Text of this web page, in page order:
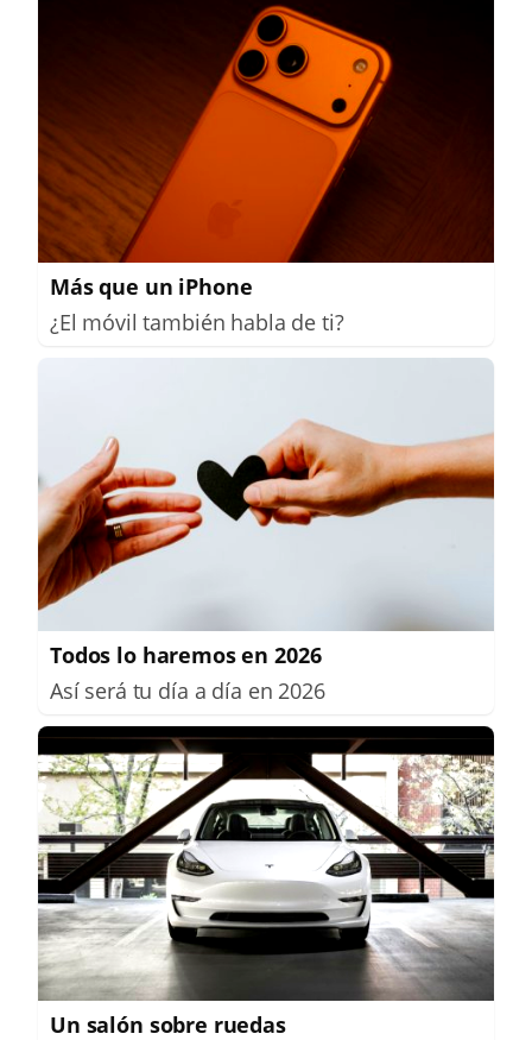
Más que un iPhone
¿El móvil también habla de ti?
Todos lo haremos en 2026
Así será tu día a día en 2026
Un salón sobre ruedas